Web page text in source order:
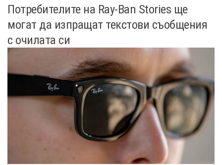
Потребителите на Ray-Ban Stories ще
могат да изпращат текстови съобщения
с очилата си